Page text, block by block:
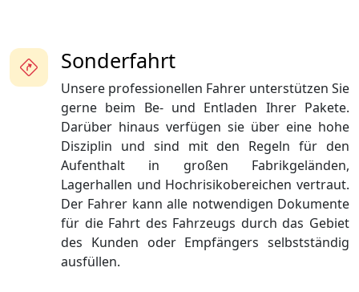
Sonderfahrt
Unsere professionellen Fahrer unterstützen Sie
gerne beim Be- und Entladen Ihrer Pakete.
Darüber hinaus verfügen sie über eine hohe
Disziplin und sind mit den Regeln für den
Aufenthalt in großen Fabrikgeländen,
Lagerhallen und Hochrisikobereichen vertraut.
Der Fahrer kann alle notwendigen Dokumente
für die Fahrt des Fahrzeugs durch das Gebiet
des Kunden oder Empfängers selbstständig
ausfüllen.